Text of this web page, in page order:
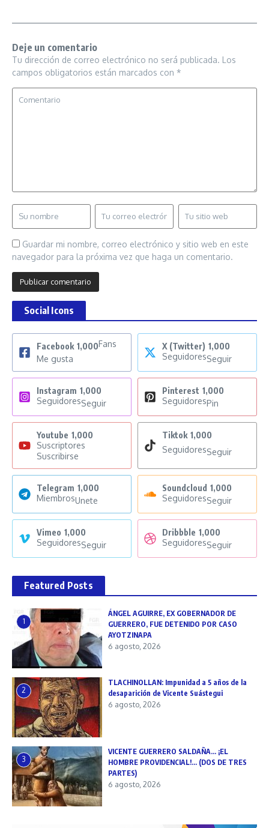
Deje un comentario
Tu dirección de correo electrónico no será publicada. Los
campos obligatorios están marcados con *
Guardar mi nombre, correo electrónico y sitio web en este
navegador para la próxima vez que haga un comentario.
Social Icons
Facebook 1,000Fans
Me gusta
X (Twitter) 1,000
SeguidoresSeguir
Instagram 1,000
SeguidoresSeguir
Pinterest 1,000
SeguidoresPin
Youtube 1,000
Suscriptores
Suscribirse
Tiktok 1,000
SeguidoresSeguir
Telegram 1,000
MiembrosUnete
Soundcloud 1,000
SeguidoresSeguir
Vimeo 1,000
SeguidoresSeguir
Dribbble 1,000
SeguidoresSeguir
Featured Posts
1
ÁNGEL AGUIRRE, EX GOBERNADOR DE
GUERRERO, FUE DETENIDO POR CASO
AYOTZINAPA
6 agosto, 2026
2
TLACHINOLLAN: Impunidad a 5 años de la
desaparición de Vicente Suástegui
6 agosto, 2026
3
VICENTE GUERRERO SALDAÑA… ¡EL
HOMBRE PROVIDENCIAL!… (DOS DE TRES
PARTES)
6 agosto, 2026